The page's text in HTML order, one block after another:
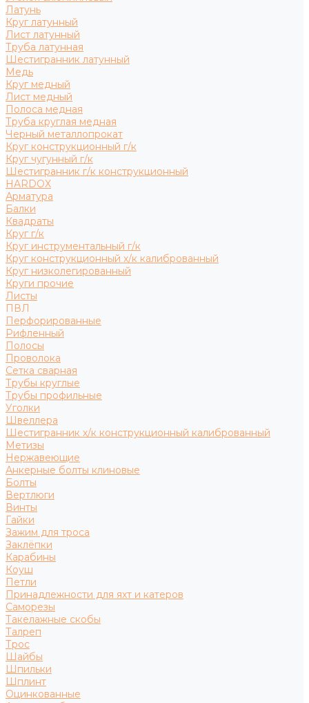
Латунь
Круг латунный
Лист латунный
Труба латунная
Шестигранник латунный
Медь
Круг медный
Лист медный
Полоса медная
Труба круглая медная
Черный металлопрокат
Круг конструкционный г/к
Круг чугунный г/к
Шестигранник г/к конструкционный
HARDOX
Арматура
Балки
Квадраты
Круг г/к
Круг инструментальный г/к
Круг конструкционный х/к калиброванный
Круг низколегированный
Круги прочие
Листы
ПВЛ
Перфорированные
Рифленный
Полосы
Проволока
Сетка сварная
Трубы круглые
Трубы профильные
Уголки
Швеллера
Шестигранник х/к конструкционный калиброванный
Метизы
Нержавеющие
Анкерные болты клиновые
Болты
Вертлюги
Винты
Гайки
Зажим для троса
Заклёпки
Карабины
Коуш
Петли
Принадлежности для яхт и катеров
Саморезы
Такелажные скобы
Талреп
Трос
Шайбы
Шпильки
Шплинт
Оцинкованные